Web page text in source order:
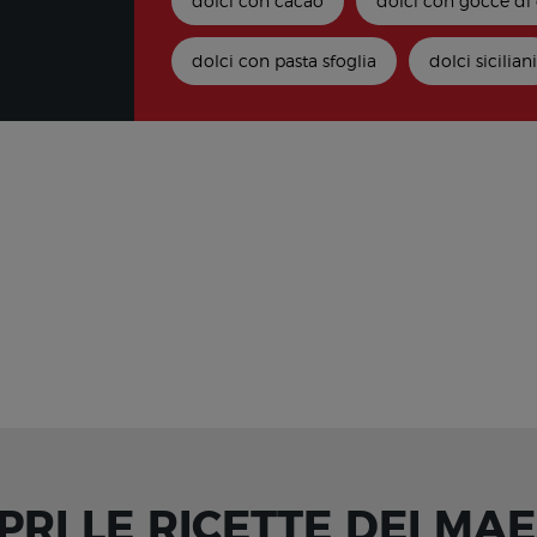
dolci con pasta sfoglia dolci siciliani
LE RICETTE DEI